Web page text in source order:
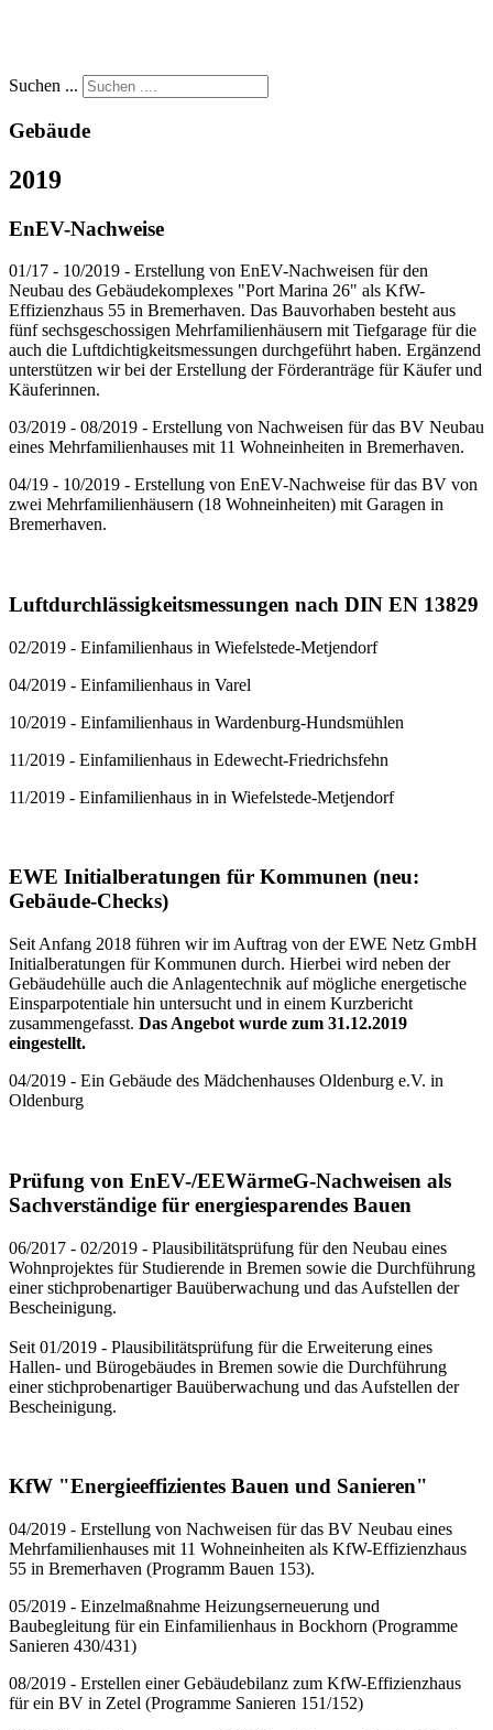
Suchen ...
Gebäude
2019
EnEV-Nachweise
01/17 - 10/2019 - Erstellung von EnEV-Nachweisen für den
Neubau des Gebäudekomplexes "Port Marina 26" als KfW-
Effizienzhaus 55 in Bremerhaven. Das Bauvorhaben besteht aus
fünf sechsgeschossigen Mehrfamilienhäusern mit Tiefgarage für die
auch die Luftdichtigkeitsmessungen durchgeführt haben. Ergänzend
unterstützen wir bei der Erstellung der Förderanträge für Käufer und
Käuferinnen.
03/2019 - 08/2019 - Erstellung von Nachweisen für das BV Neubau
eines Mehrfamilienhauses mit 11 Wohneinheiten in Bremerhaven.
04/19 - 10/2019 - Erstellung von EnEV-Nachweise für das BV von
zwei Mehrfamilienhäusern (18 Wohneinheiten) mit Garagen in
Bremerhaven.
Luftdurchlässigkeitsmessungen nach DIN EN 13829
02/2019 - Einfamilienhaus in Wiefelstede-Metjendorf
04/2019 - Einfamilienhaus in Varel
10/2019 - Einfamilienhaus in Wardenburg-Hundsmühlen
11/2019 - Einfamilienhaus in Edewecht-Friedrichsfehn
11/2019 - Einfamilienhaus in in Wiefelstede-Metjendorf
EWE Initialberatungen für Kommunen (neu:
Gebäude-Checks)
Seit Anfang 2018 führen wir im Auftrag von der EWE Netz GmbH
Initialberatungen für Kommunen durch. Hierbei wird neben der
Gebäudehülle auch die Anlagentechnik auf mögliche energetische
Einsparpotentiale hin untersucht und in einem Kurzbericht
zusammengefasst. Das Angebot wurde zum 31.12.2019
eingestellt.
04/2019 - Ein Gebäude des Mädchenhauses Oldenburg e.V. in
Oldenburg
Prüfung von EnEV-/EEWärmeG-Nachweisen als
Sachverständige für energiesparendes Bauen
06/2017 - 02/2019 - Plausibilitätsprüfung für den Neubau eines
Wohnprojektes für Studierende in Bremen sowie die Durchführung
einer stichprobenartiger Bauüberwachung und das Aufstellen der
Bescheinigung.
Seit 01/2019 - Plausibilitätsprüfung für die Erweiterung eines
Hallen- und Bürogebäudes in Bremen sowie die Durchführung
einer stichprobenartiger Bauüberwachung und das Aufstellen der
Bescheinigung.
KfW "Energieeffizientes Bauen und Sanieren"
04/2019 - Erstellung von Nachweisen für das BV Neubau eines
Mehrfamilienhauses mit 11 Wohneinheiten als KfW-Effizienzhaus
55 in Bremerhaven (Programm Bauen 153).
05/2019 - Einzelmaßnahme Heizungserneuerung und
Baubegleitung für ein Einfamilienhaus in Bockhorn (Programme
Sanieren 430/431)
08/2019 - Erstellen einer Gebäudebilanz zum KfW-Effizienzhaus
für ein BV in Zetel (Programme Sanieren 151/152)